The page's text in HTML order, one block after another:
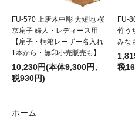
FU-570 上唐木中彫 大短地 桜
京扇子 婦人・レディース用
【扇子・桐箱レーザー名入れ
1本から・無印小売販売も】
10,230円(本体9,300円、
税930円)
FU-
竹う
みな
税
ホーム